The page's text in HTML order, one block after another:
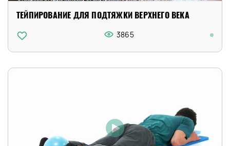
ТЕЙПИРОВАНИЕ ДЛЯ ПОДТЯЖКИ ВЕРХНЕГО ВЕКА
3865